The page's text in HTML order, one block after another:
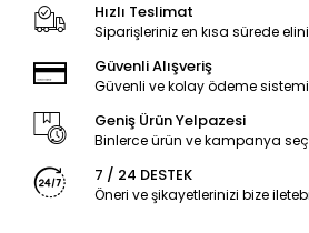
Hızlı Teslimat
Siparişleriniz en kısa sürede
Güvenli Alışveriş
Güvenli ve kolay ödeme sistemi
Geniş Ürün Yelpazesi
Binlerce ürün ve kampanya
7 / 24 DESTEK
Öneri ve şikayetlerinizi bize